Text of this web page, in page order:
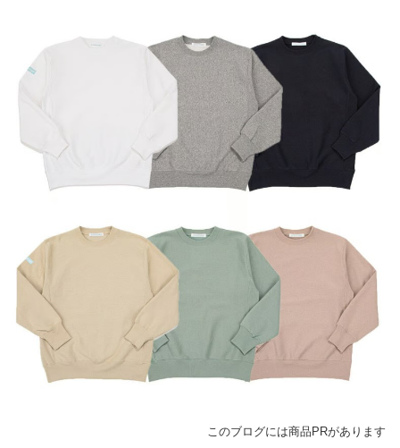
このブログには商品PRがあります